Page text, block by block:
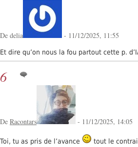
De delia - 11/12/2025, 11:55
Et dire qu’on nous la fou partout cette p.
6
De Racontars - 11/12/2025, 14:05
Toi, tu as pris de l’avance
tout le